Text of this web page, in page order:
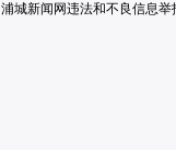
浦城新闻网违法和不良信息举